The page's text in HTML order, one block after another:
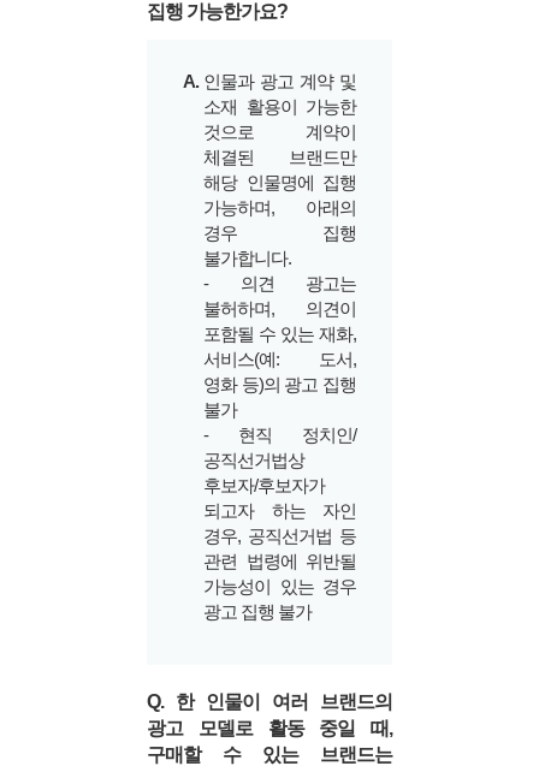
집행 가능한가요?
A. 인물과 광고 계약 및
소재 활용이 가능한
것으로 계약이
체결된 브랜드만
해당 인물명에 집행
가능하며, 아래의
경우 집행
불가합니다.
- 의견 광고는
불허하며, 의견이
포함될 수 있는 재화,
서비스(예: 도서,
영화 등)의 광고 집행
불가
- 현직 정치인/
공직선거법상
후보자/후보자가
되고자 하는 자인
경우, 공직선거법 등
관련 법령에 위반될
가능성이 있는 경우
광고 집행 불가
Q. 한 인물이 여러 브랜드의
광고 모델로 활동 중일 때,
구매할 수 있는 브랜드는